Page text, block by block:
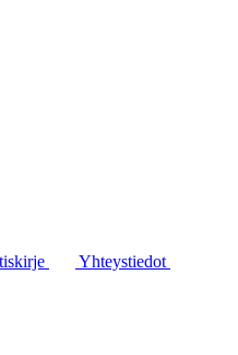
Yhteystiedot